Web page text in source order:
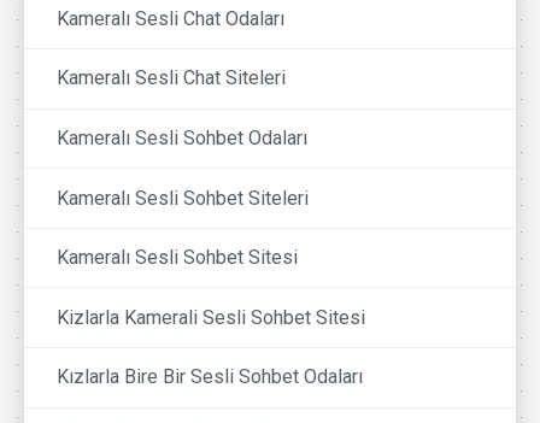
Kameralı Sesli Chat Odaları
Kameralı Sesli Chat Siteleri
Kameralı Sesli Sohbet Odaları
Kameralı Sesli Sohbet Siteleri
Kameralı Sesli Sohbet Sitesi
Kizlarla Kamerali Sesli Sohbet Sitesi
Kızlarla Bire Bir Sesli Sohbet Odaları